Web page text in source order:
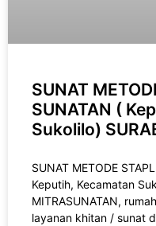
SUNAT
SUNATAN (
Sukolilo)
SUNAT METODE
Keputih, Kecamatan
MITRASUNATAN,
layanan khitan / sunat